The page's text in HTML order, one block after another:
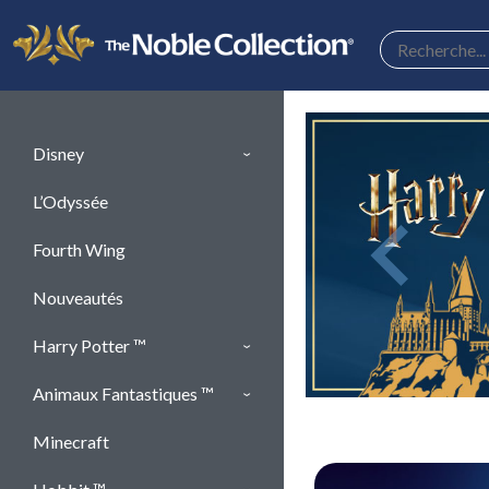
Disney
L’Odyssée
Fourth Wing
Nouveautés
Harry Potter ™
Animaux Fantastiques ™
Minecraft
keyboard_arrow_left
Previous